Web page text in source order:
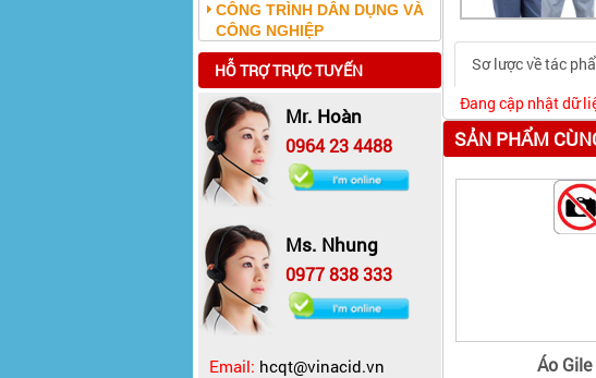
CÔNG TRÌNH DÂN DỤNG VÀ
CÔNG NGHIỆP
HỖ TRỢ TRỰC TUYẾN
Mr. Hoàn
0964 23 4488
Ms. Nhung
0977 838 333
Email: hcqt@vinacid.vn
Sơ lược về tác
Đang cập nhật dữ
SẢN PHẨM
Áo